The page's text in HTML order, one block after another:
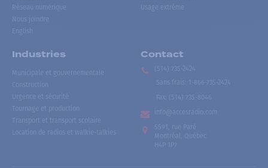
Réseau numérique
Nous joindre
English
Usage extrême
Industries
Municipale et gouvernementale
Construction
Urgence et sécurité
Tournage et production
Transport et transport scolaire
Location de radios et walkie-talkies
Contact
(514) 735-2424
Sans frais
1-866-735-2424
Fax:
(514) 735-8046
info@accesradio.com
5591, rue Paré
Montréal, Québec
H4P 1P7